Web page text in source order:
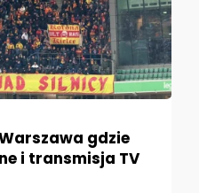
gdzie
i transmisja TV